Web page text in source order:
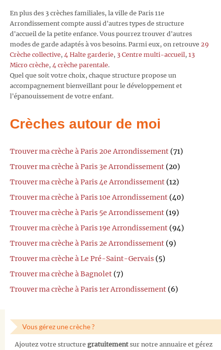
En plus des 3 crèches familiales, la ville de Paris 11e
Arrondissement compte aussi d'autres types de structure
d'accueil de la petite enfance. Vous pourrez trouver d'autres
modes de garde adaptés à vos besoins. Parmi eux, on retrouve 29
Crèche collective, 4 Halte garderie, 3 Centre multi-accueil, 13
Micro crèche, 4 crèche parentale.
Quel que soit votre choix, chaque structure propose un
accompagnement bienveillant pour le développement et
l'épanouissement de votre enfant.
Crèches autour de moi
Trouver ma crèche à Paris 20e Arrondissement (71)
Trouver ma crèche à Paris 3e Arrondissement (20)
Trouver ma crèche à Paris 4e Arrondissement (12)
Trouver ma crèche à Paris 10e Arrondissement (40)
Trouver ma crèche à Paris 5e Arrondissement (19)
Trouver ma crèche à Paris 19e Arrondissement (94)
Trouver ma crèche à Paris 2e Arrondissement (9)
Trouver ma crèche à Le Pré-Saint-Gervais (5)
Trouver ma crèche à Bagnolet (7)
Trouver ma crèche à Paris 1er Arrondissement (6)
Vous gérez une crèche ?
Ajoutez votre structure gratuitementsur notre annuaire et gérez